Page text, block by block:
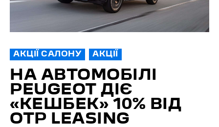
АКЦІЇ САЛОНУ АКЦІЇ
НА АВТОМОБІЛІ
PEUGEOT ДІЄ
«КЕШБЕК» 10% ВІД
OTP LEASING